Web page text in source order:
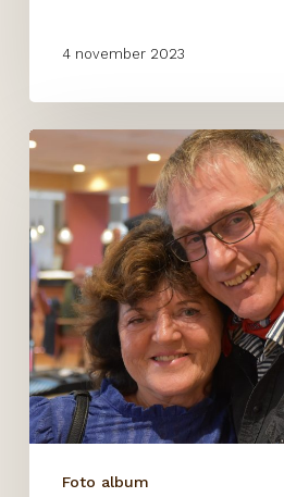
4 november 2023
Frankeland
Foto album